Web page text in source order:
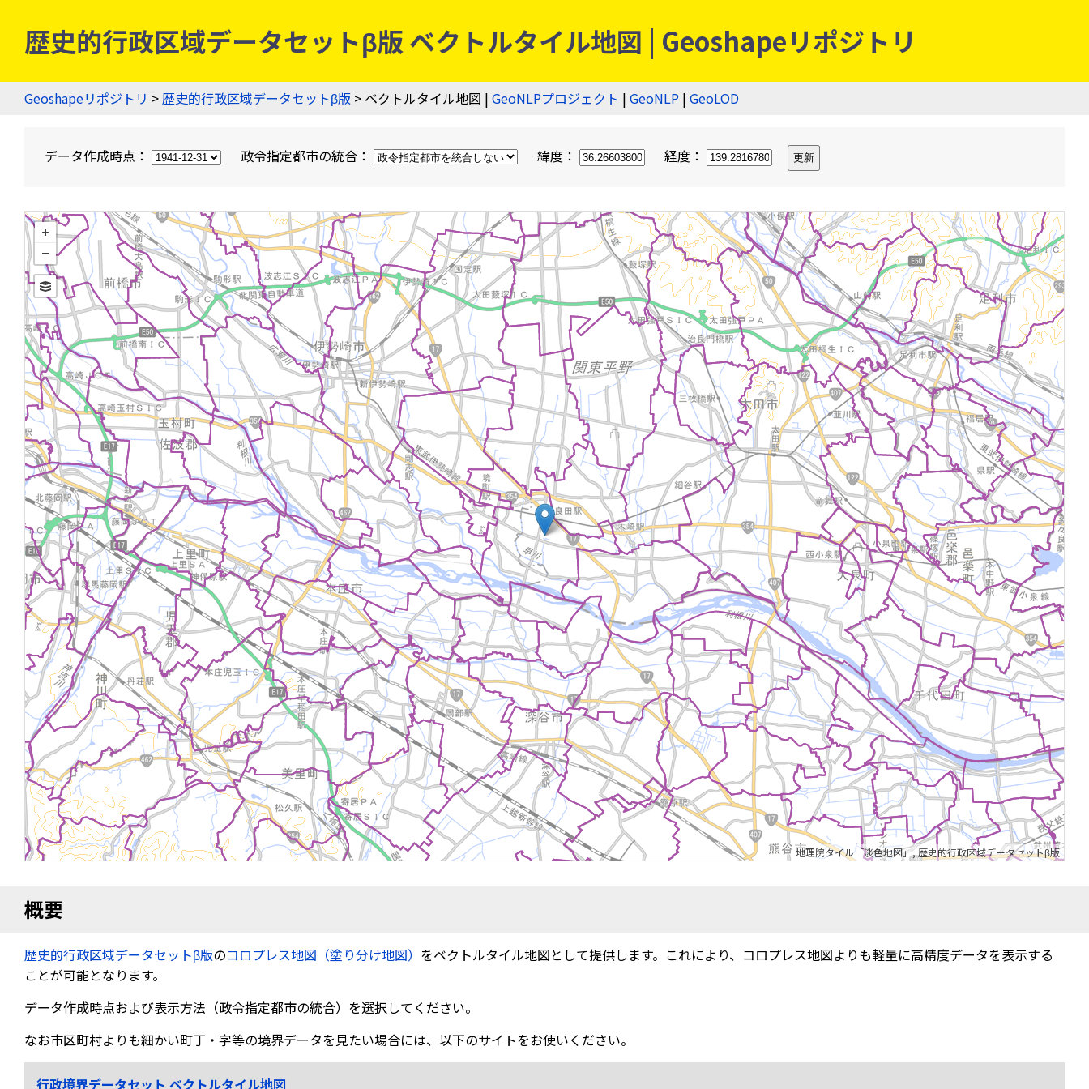
歴史的行政区域データセットβ版 ベクトルタイル地図 | Geoshapeリポジトリ
Geoshapeリポジトリ >歴史的行政区域データセットβ版 > ベクトルタイル地図 | GeoNLPプロジェクト | GeoNLP | GeoLOD
データ作成時点： 政令指定都市の統合： 緯度： 経度：
地理院タイル「淡色地図」,歴史的行政区域データセットβ版
概要
歴史的行政区域データセットβ版のコロプレス地図（塗り分け地図） をベクトルタイル地図として提供します。これにより、コロプレス地図よりも軽量に高精度データを表示する
ことが可能となります。
データ作成時点および表示方法（政令指定都市の統合）を選択してください。
なお市区町村よりも細かい町丁・字等の境界データを見たい場合には、以下のサイトをお使いください。
行政境界データセット ベクトルタイル地図